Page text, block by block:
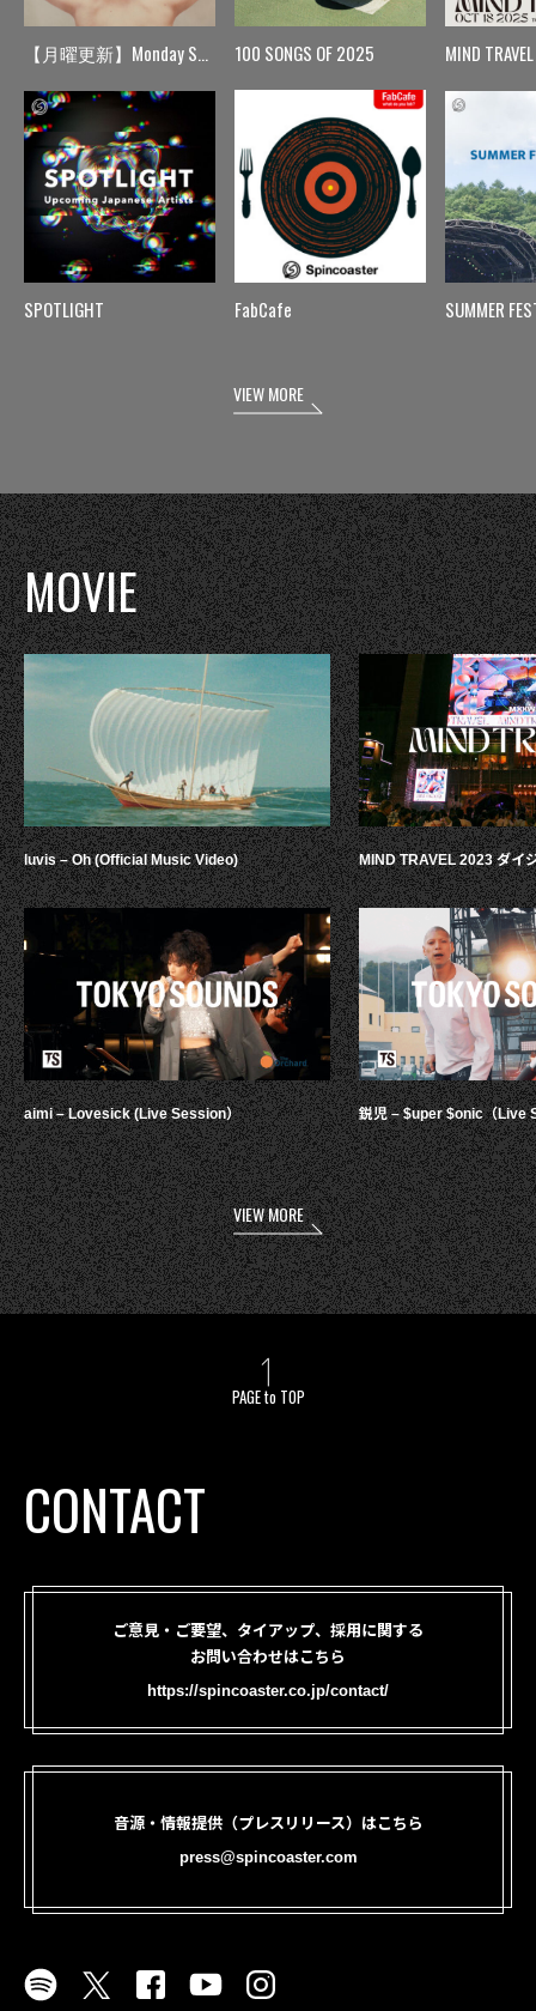
【月曜更新】Monday Spin
SPOTLIGHT
100 SONGS OF 2025
FabCafe
MIND TRAVEL
SUMMER
VIEW MORE
MOVIE
luvis – Oh (Official Music Video)
aimi – Lovesick (Live Session）
MIND TRAVEL 2023 ダイ
鋭児 – $uper $onic（Live
VIEW MORE
PAGE to TOP
CONTACT
ご意見・ご要望、タイアップ、採用に関する
お問い合わせはこちら
https://spincoaster.co.jp/contact/
音源・情報提供（プレスリリース）はこちら
press@spincoaster.com